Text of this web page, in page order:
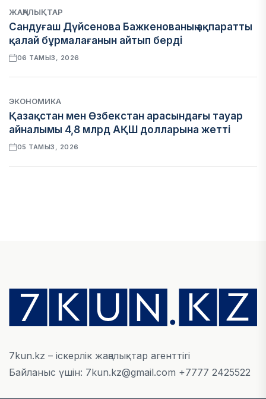
ЖАҢАЛЫҚТАР
Сандуғаш Дүйсенова Бажкенованың ақпаратты
қалай бұрмалағанын айтып берді
06 ТАМЫЗ, 2026
ЭКОНОМИКА
Қазақстан мен Өзбекстан арасындағы тауар
айналымы 4,8 млрд АҚШ долларына жетті
05 ТАМЫЗ, 2026
БИЛІК
«Бәйтерек» холдингінің инвестициялық және
кредиттік портфелі 14,3 трлн теңгеге жетті
7kun.kz – іскерлік жаңалықтар агенттігі
Байланыс үшін: 7kun.kz@gmail.com +7777 2425522